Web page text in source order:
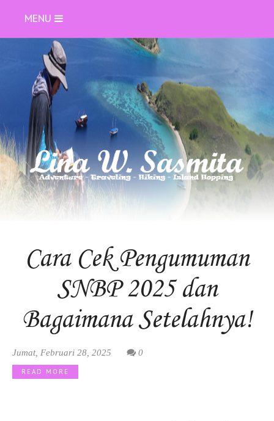
MENU
Cara Cek Pengumuman
SNBP 2025 dan
Bagaimana Setelahnya!
Jumat, Februari 28, 2025 0
READ MORE